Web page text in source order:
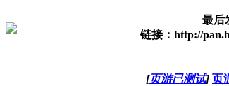
最后
链接：http://
[页游已测试] 页